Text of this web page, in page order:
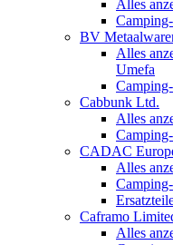
Alles
BV
Alles
Umefa
Cabbunk Ltd.
Alles
CADAC
Alles
Caframo
Alles